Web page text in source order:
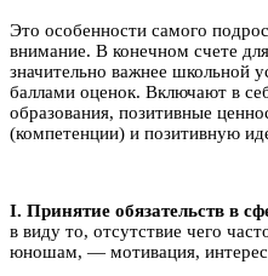
Это особенности самого
внимание. В конечном счете
значительно важнее школьной
баллами оценок. Включают в
образования, позитивные
(компетенции) и позитивную
I. Принятие обязательств в
в виду то, отсутствие чего
юношам, — мотивация, интерес,